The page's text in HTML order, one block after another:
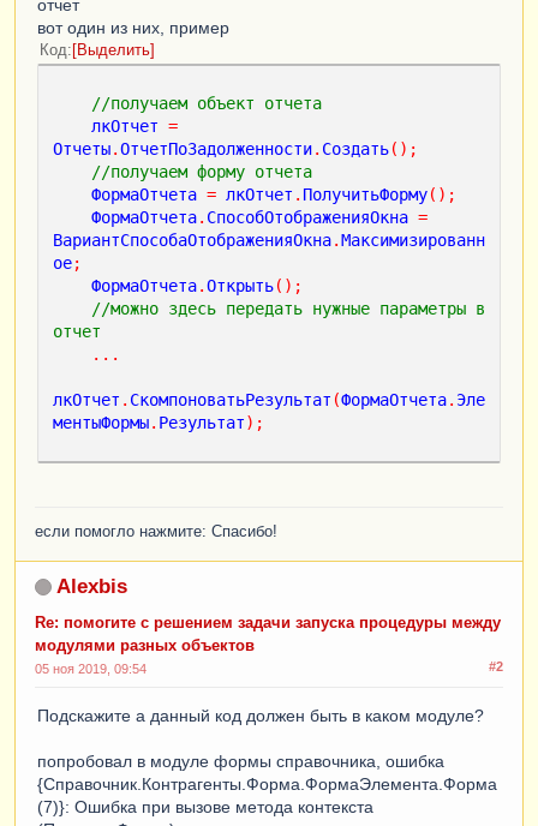
отчет
вот один из них, пример
Код Выделить
//получаем объект отчета
лкОтчет =
Отчеты.ОтчетПоЗадолженности. Создать();
//получаем форму отчета
ФормаОтчета = лкОтчет . ПолучитьФорму();
ФормаОтчета. СпособОтображенияОкна =
ВариантСпособаОтображенияОкна.Максимизированн
ое;
ФормаОтчета.Открыть();
//можно здесь передать нужные параметры в
отчет
...
лкОтчет . СкомпоноватьРезультат (ФормаОтчета. Эле
ментыФормы. Результат);
если помогло нажмите: Спасибо!
Alexbis
Re: помогите с решением задачи запуска процедуры между
модулями разных объектов
#2
05 ноя 2019, 09:54
Подскажите а данный код должен быть в каком модуле?
попробовал в модуле формы справочника, ошибка
{Справочник.Контрагенты.Форма.ФормаЭлемента.Форма
(7)}: Ошибка при вызове метода контекста